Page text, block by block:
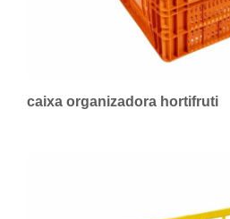
caixa organizadora hortifruti